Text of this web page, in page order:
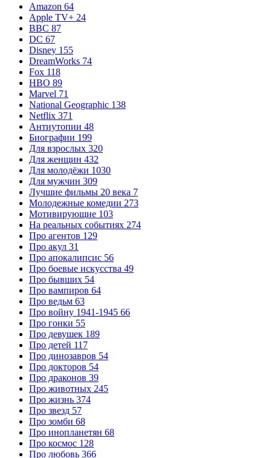
Amazon 64
Apple TV+ 24
BBC 87
DC 67
Disney 155
DreamWorks 74
Fox 118
HBO 89
Marvel 71
National Geographic 138
Netflix 371
Антиутопии 48
Биографии 199
Для взрослых 320
Для женщин 432
Для молодёжи 1030
Для мужчин 309
Лучшие фильмы 20 века 7
Молодежные комедии 273
Мотивирующие 103
На реальных событиях 274
Про агентов 129
Про акул 31
Про апокалипсис 56
Про боевые искусства 49
Про бывших 54
Про вампиров 64
Про ведьм 63
Про войну 1941-1945 66
Про гонки 55
Про девушек 189
Про детей 117
Про динозавров 54
Про докторов 54
Про драконов 39
Про животных 245
Про жизнь 374
Про звезд 57
Про зомби 68
Про инопланетян 68
Про космос 128
Про любовь 366